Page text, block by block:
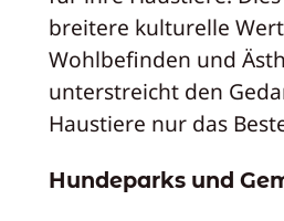
breitere kulturelle
Wohlbefinden und
unterstreicht den
Haustiere nur das
Hundeparks und